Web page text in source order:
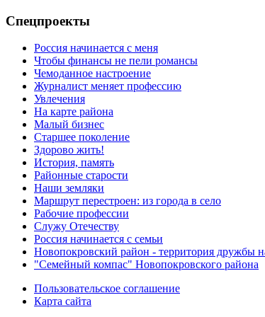
Спецпроекты
Россия начинается с меня
Чтобы финансы не пели романсы
Чемоданное настроение
Журналист меняет профессию
Увлечения
На карте района
Малый бизнес
Старшее поколение
Здорово жить!
История, память
Районные старости
Наши земляки
Маршрут перестроен: из города в село
Рабочие профессии
Служу Отечеству
Россия начинается с семьи
Новопокровский район - территория дружбы
"Семейный компас" Новопокровского района
Пользовательское соглашение
Карта сайта